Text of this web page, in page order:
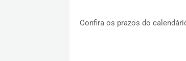
Confira os prazos do